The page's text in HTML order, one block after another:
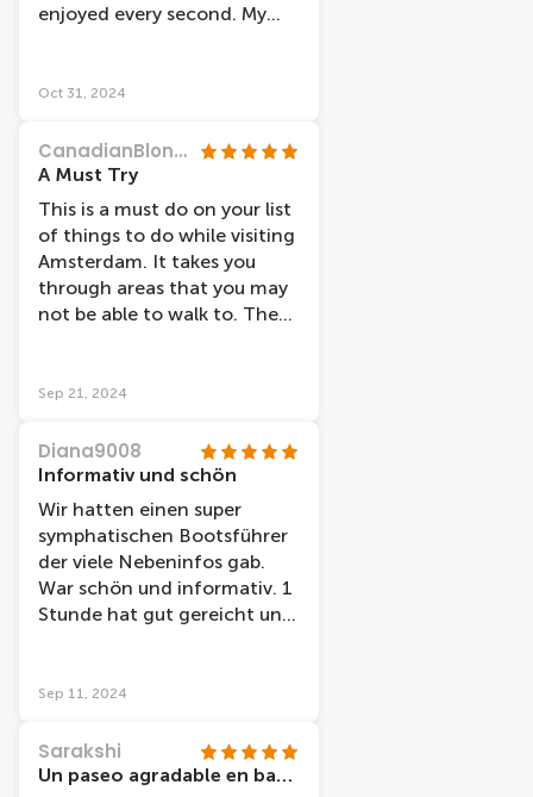
enjoyed every second. My
very knowledgeable.
Oct 31, 2024
CanadianBlondie
A Must Try
This is a must do on your list
of things to do while visiting
Amsterdam. It takes you
through areas that you may
not be able to walk to. The
behind it.
Sep 21, 2024
Diana9008
Informativ und schön
Wir hatten einen super
symphatischen Bootsführer
der viele Nebeninfos gab.
War schön und informativ. 1
Stunde hat gut gereicht und
und pünktlich, sowie sauber.
Sep 11, 2024
Sarakshi
Un paseo agradable en barco